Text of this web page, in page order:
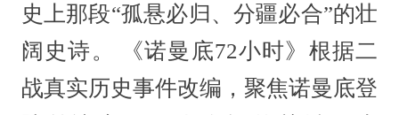
史上那段“孤悬必归、分疆必合”的壮
阔史诗。 《诺曼底72小时》根据二
战真实历史事件改编，聚焦诺曼底登